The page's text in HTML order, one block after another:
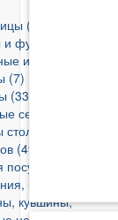
(21)
фужеры (57)
и чайные
(7)
(33)
сервизы (6)
(49)
посуда для
бутылочки (8)
кувшины,